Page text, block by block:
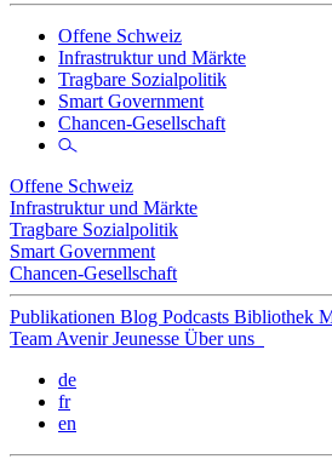
Offene Schweiz
Infrastruktur und Märkte
Tragbare Sozialpolitik
Smart Government
Chancen-Gesellschaft
Offene Schweiz
Infrastruktur und Märkte
Tragbare Sozialpolitik
Smart Government
Chancen-Gesellschaft
Publikationen Blog Podcasts Bibliothek
Team Avenir Jeunesse Über uns
de
fr
en